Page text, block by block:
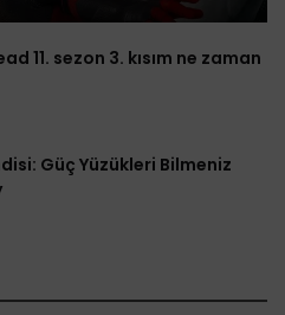
11. sezon 3. kısım ne zaman
Güç Yüzükleri Bilmeniz